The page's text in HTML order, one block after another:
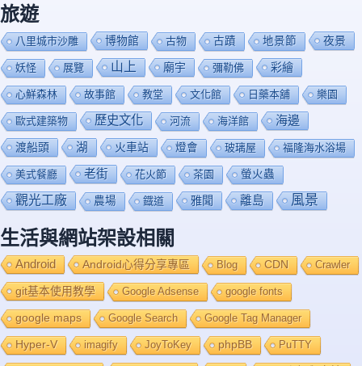
旅遊
八里城市沙雕 博物館 古物 古蹟 地景節 夜景
妖怪 展覽 山上 廟宇 彌勒佛 彩繪
心鮮森林 故事館 教堂 文化館 日藥本舖 樂園
歐式建築物 歷史文化 河流 海洋館 海邊
渡船頭 湖 火車站 燈會 玻璃屋 福隆海水浴場
美式餐廳 老街 花火節 茶園 螢火蟲
觀光工廠 農場 鐡道 雅聞 離島 風景
生活與網站架設相關
Android Android心得分享專區 Blog CDN Crawler
git基本使用教學 Google Adsense google fonts
google maps Google Search Google Tag Manager
Hyper-V imagify JoyToKey phpBB PuTTY